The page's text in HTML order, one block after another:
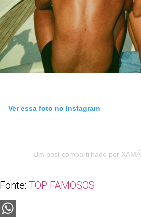
Ver essa foto no Instagram
Um post compartilhado por XAMÃ
Fonte: TOP FAMOSOS